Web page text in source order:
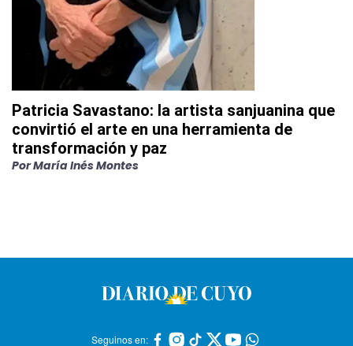
Patricia Savastano: la artista sanjuanina que
convirtió el arte en una herramienta de
transformación y paz
PorMaría Inés Montes
Seguinos en: